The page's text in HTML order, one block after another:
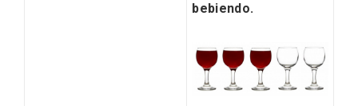
bebiendo.